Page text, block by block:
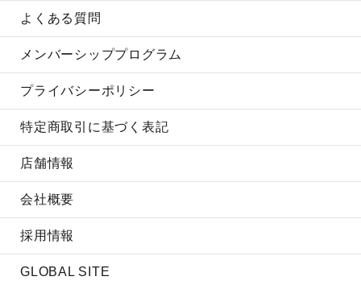
よくある質問
メンバーシッププログラム
プライバシーポリシー
特定商取引に基づく表記
店舗情報
会社概要
採用情報
GLOBAL SITE